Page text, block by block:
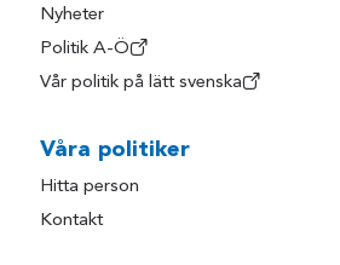
Nyheter
Politik A-Ö
Vår politik på lätt svenska
Våra politiker
Hitta person
Kontakt